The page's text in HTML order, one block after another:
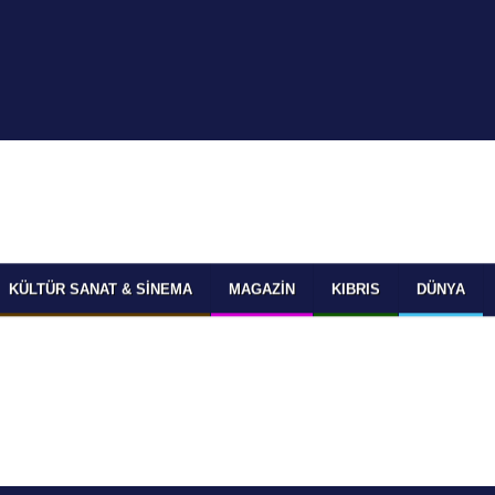
KÜLTÜR SANAT & SINEMA MAGAZIN KIBRIS DÜNYA